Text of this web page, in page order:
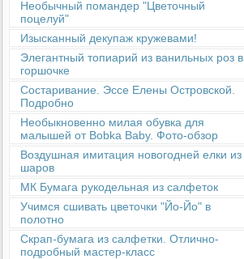
Необычный помандер "Цветочный
поцелуй"
Изысканный декупаж кружевами!
Элегантный топиарий из ванильных роз в
горшочке
Состаривание. Эссе Елены Островской.
Подробно
Необыкновенно милая обувка для
малышей от Bobka Baby. Фото-обзор
Воздушная имитация новогодней елки из
шаров
МК Бумага рукодельная из салфеток
Учимся сшивать цветочки "Йо-Йо" в
полотно
Скрап-бумага из салфетки. Отлично-
подробный мастер-класс